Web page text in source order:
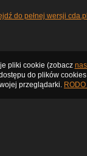
do pełnej wersji cda.pl
pliki cookie (zobacz
do plików
przeglądarki.